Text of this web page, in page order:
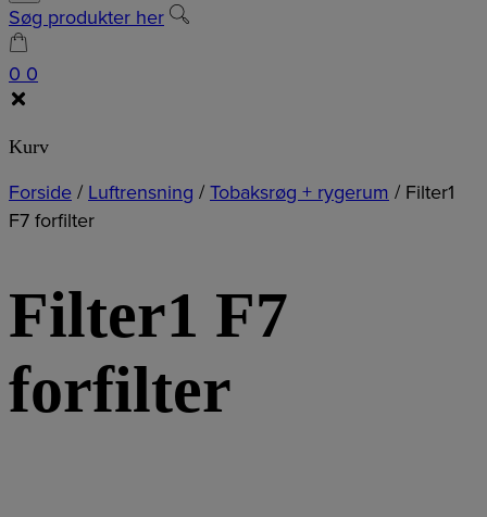
Søg produkter her
0 0
Kurv
Forside/ Luftrensning /Tobaksrøg + rygerum / Filter1
F7 forfilter
Filter1 F7
forfilter